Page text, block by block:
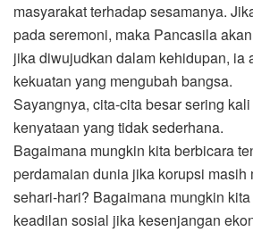
masyarakat terhadap sesamanya.
pada seremoni, maka Pancasila
jika diwujudkan dalam kehidupan, ia
kekuatan yang mengubah bangsa.
Sayangnya, cita-cita besar sering
kenyataan yang tidak sederhana.
Bagaimana mungkin kita berbicara
perdamaian dunia jika korupsi masih
sehari-hari? Bagaimana mungkin
keadilan sosial jika kesenjangan